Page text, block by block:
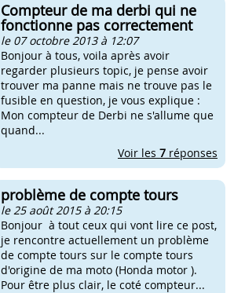
Compteur de ma derbi qui ne
fonctionne pas correctement
le 07 octobre 2013 à 12:07
Bonjour à tous, voila après avoir
regarder plusieurs topic, je pense avoir
trouver ma panne mais ne trouve pas le
fusible en question, je vous explique :
Mon compteur de Derbi ne s'allume que
quand...
Voir les 7 réponses
problème de compte tours
le 25 août 2015 à 20:15
Bonjour à tout ceux qui vont lire ce post,
je rencontre actuellement un problème
de compte tours sur le compte tours
d'origine de ma moto (Honda motor ).
Pour être plus clair, le coté compteur...